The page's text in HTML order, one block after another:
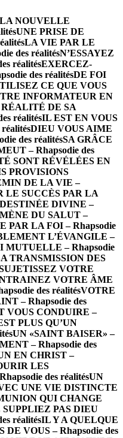
NOUVELLE
UNE PRISE DE
LA VIE PAR LE
des réalitésN’ESSAYEZ
réalitésEXERCEZ-
des réalitésDE FOI
CE QUE VOUS
INFORMATEUR EN
DE SA
réalitésIL EST EN VOUS
DIEU VOUS AIME
des réalitésSA GRÂCE
– Rhapsodie des
SONT RÉVÉLÉES EN
PROVISIONS
DE LA VIE –
LE SUCCÈS PAR LA
DESTINÉE DIVINE –
DU SALUT –
PAR LA FOI – Rhapsodie
L’ÉVANGILE –
MUTUELLE – Rhapsodie
TRANSMISSION DES
VOTRE
VOTRE ÂME
des réalitésVOTRE
– Rhapsodie des
VOUS CONDUIRE –
PLUS QU’UN
UN «SAINT BAISER» –
– Rhapsodie des
EN CHRIST –
LES
des réalitésUN
UNE VIE DISTINCTE
QUI CHANGE
SUPPLIEZ PAS DIEU
réalitésIL Y A QUELQUE
VOUS – Rhapsodie des